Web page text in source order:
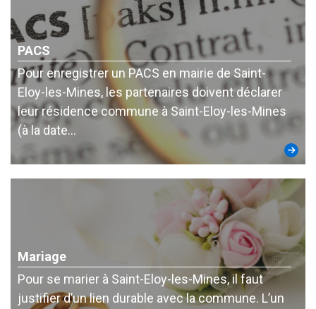
PACS
Pour enregistrer un PACS en mairie de Saint-
Eloy-les-Mines, les partenaires doivent déclarer
leur résidence commune à Saint-Eloy-les-Mines
(à la date…
Mariage
Pour se marier à Saint-Eloy-les-Mines, il faut
justifier d’un lien durable avec la commune. L’un